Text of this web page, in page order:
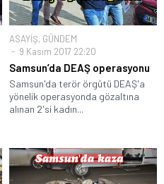
ASAYİŞ, GÜNDEM
9 Kasım 2017 22:20
Samsun’da DEAŞ operasyonu
Samsun'da terör örgütü DEAŞ'a
yönelik operasyonda gözaltına
alınan 2'si kadın...